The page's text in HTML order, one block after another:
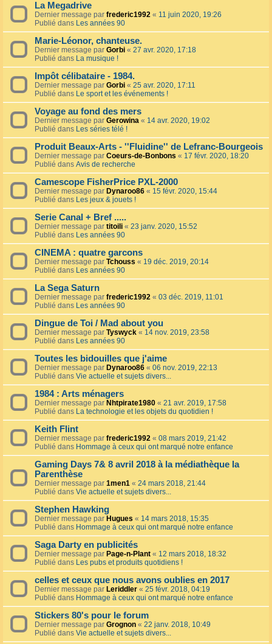
La Megadrive
Dernier message par frederic1992 « 11 juin 2020, 19:26
Publié dans Les années 90
Marie-Léonor, chanteuse.
Dernier message par Gorbi « 27 avr. 2020, 17:18
Publié dans La musique !
Impôt célibataire - 1984.
Dernier message par Gorbi « 25 avr. 2020, 17:11
Publié dans Le sport et les événements !
Voyage au fond des mers
Dernier message par Gerowina « 14 avr. 2020, 19:02
Publié dans Les séries télé !
Produit Beaux-Arts - ''Fluidine'' de Lefranc-Bourgeois
Dernier message par Coeurs-de-Bonbons « 17 févr. 2020, 18:20
Publié dans Avis de recherche
Camescope FisherPrice PXL-2000
Dernier message par Dynaroo86 « 15 févr. 2020, 15:44
Publié dans Les jeux & jouets !
Serie Canal + Bref .....
Dernier message par titoili « 23 janv. 2020, 15:52
Publié dans Les années 90
CINEMA : quatre garcons
Dernier message par Tchouss « 19 déc. 2019, 20:14
Publié dans Les années 90
La Sega Saturn
Dernier message par frederic1992 « 03 déc. 2019, 11:01
Publié dans Les années 90
Dingue de Toi / Mad about you
Dernier message par Tyswyck « 14 nov. 2019, 23:58
Publié dans Les années 90
Toutes les bidouilles que j'aime
Dernier message par Dynaroo86 « 06 nov. 2019, 22:13
Publié dans Vie actuelle et sujets divers...
1984 : Arts ménagers
Dernier message par Nhtpirate1980 « 21 avr. 2019, 17:58
Publié dans La technologie et les objets du quotidien !
Keith Flint
Dernier message par frederic1992 « 08 mars 2019, 21:42
Publié dans Hommage à ceux qui ont marqué notre enfance
Gaming Days 7& 8 avril 2018 à la médiathèque la
Parenthèse
Dernier message par 1men1 « 24 mars 2018, 21:44
Publié dans Vie actuelle et sujets divers...
Stephen Hawking
Dernier message par Hugues « 14 mars 2018, 15:35
Publié dans Hommage à ceux qui ont marqué notre enfance
Saga Darty en publicités
Dernier message par Page-n-Plant « 12 mars 2018, 18:32
Publié dans Les pubs et produits quotidiens !
celles et ceux que nous avons oublies en 2017
Dernier message par Leriddler « 25 févr. 2018, 04:19
Publié dans Hommage à ceux qui ont marqué notre enfance
Stickers 80's pour le forum
Dernier message par Grognon « 22 janv. 2018, 10:49
Publié dans Vie actuelle et sujets divers...